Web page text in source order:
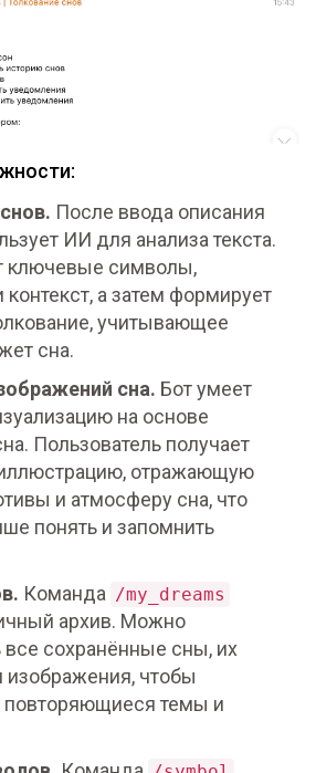
После ввода описания
ИИ для анализа текста.
ключевые символы,
контекст, а затем формирует
учитывающее
сна.
сна. Бот умеет
на основе
Пользователь получает
отражающую
и атмосферу сна, что
понять и запомнить
Команда /my_dreams
архив. Можно
все сохранённые сны, их
изображения, чтобы
повторяющиеся темы и